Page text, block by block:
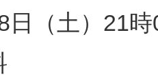
（土）21時